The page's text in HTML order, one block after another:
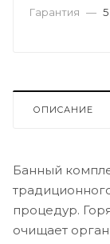
Гарантия —
ОПИСАНИЕ
Банный
процедур.
очищает